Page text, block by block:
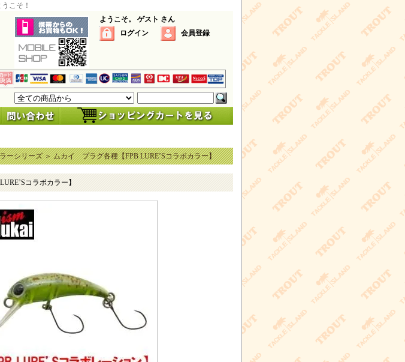
こそ！
ようこそ。 ゲスト さん
ログイン
会員登録
ーシリーズ＞ムカイ プラグ各種【FPB LURE’Sコラボカラー】
コラボカラー】